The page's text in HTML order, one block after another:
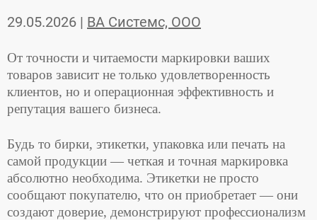
29.05.2026 | ВА Системс, ООО
От точности и читаемости маркировки ваших
товаров зависит не только удовлетворенность
клиентов, но и операционная эффективность и
репутация вашего бизнеса.
Будь то бирки, этикетки, упаковка или печать на
самой продукции — четкая и точная маркировка
абсолютно необходима. Этикетки не просто
сообщают покупателю, что он приобретает — они
создают доверие, демонстрируют профессионализм